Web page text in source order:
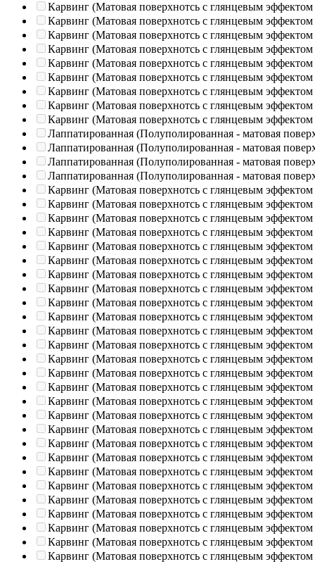
Карвинг (Матовая поверхнотсь с глянцевым эффектом
Карвинг (Матовая поверхнотсь с глянцевым эффектом
Карвинг (Матовая поверхнотсь с глянцевым эффектом
Карвинг (Матовая поверхнотсь с глянцевым эффектом
Карвинг (Матовая поверхнотсь с глянцевым эффектом
Карвинг (Матовая поверхнотсь с глянцевым эффектом
Карвинг (Матовая поверхнотсь с глянцевым эффектом
Карвинг (Матовая поверхнотсь с глянцевым эффектом
Карвинг (Матовая поверхнотсь с глянцевым эффектом
Лаппатированная (Полуполированная - матовая
Лаппатированная (Полуполированная - матовая
Лаппатированная (Полуполированная - матовая
Лаппатированная (Полуполированная - матовая
Карвинг (Матовая поверхнотсь с глянцевым эффектом
Карвинг (Матовая поверхнотсь с глянцевым эффектом
Карвинг (Матовая поверхнотсь с глянцевым эффектом
Карвинг (Матовая поверхнотсь с глянцевым эффектом
Карвинг (Матовая поверхнотсь с глянцевым эффектом
Карвинг (Матовая поверхнотсь с глянцевым эффектом
Карвинг (Матовая поверхнотсь с глянцевым эффектом
Карвинг (Матовая поверхнотсь с глянцевым эффектом
Карвинг (Матовая поверхнотсь с глянцевым эффектом
Карвинг (Матовая поверхнотсь с глянцевым эффектом
Карвинг (Матовая поверхнотсь с глянцевым эффектом
Карвинг (Матовая поверхнотсь с глянцевым эффектом
Карвинг (Матовая поверхнотсь с глянцевым эффектом
Карвинг (Матовая поверхнотсь с глянцевым эффектом
Карвинг (Матовая поверхнотсь с глянцевым эффектом
Карвинг (Матовая поверхнотсь с глянцевым эффектом
Карвинг (Матовая поверхнотсь с глянцевым эффектом
Карвинг (Матовая поверхнотсь с глянцевым эффектом
Карвинг (Матовая поверхнотсь с глянцевым эффектом
Карвинг (Матовая поверхнотсь с глянцевым эффектом
Карвинг (Матовая поверхнотсь с глянцевым эффектом
Карвинг (Матовая поверхнотсь с глянцевым эффектом
Карвинг (Матовая поверхнотсь с глянцевым эффектом
Карвинг (Матовая поверхнотсь с глянцевым эффектом
Карвинг (Матовая поверхнотсь с глянцевым эффектом
Карвинг (Матовая поверхнотсь с глянцевым эффектом
Карвинг (Матовая поверхнотсь с глянцевым эффектом